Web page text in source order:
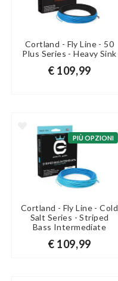
Cortland - Fly Line - 50
Plus Series - Heavy Sink
€ 109,99
PIÙ OPZIONI
Cortland - Fly Line - Cold
Salt Series - Striped
Bass Intermediate
€ 109,99